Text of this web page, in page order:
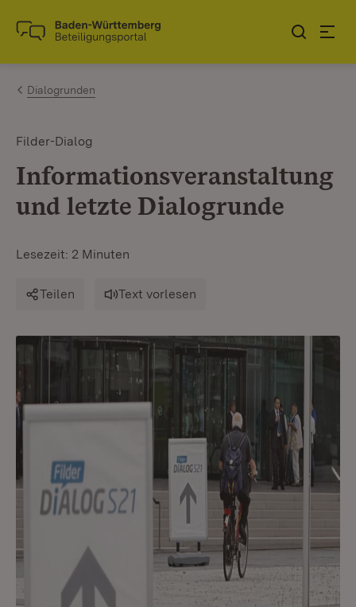
Zum Inhalt springen
Link zur Startseite
Dialogrunden
Filder-Dialog
Informationsveranstaltung
und letzte Dialogrunde
Lesezeit: 2 Minuten
Teilen Text vorlesen